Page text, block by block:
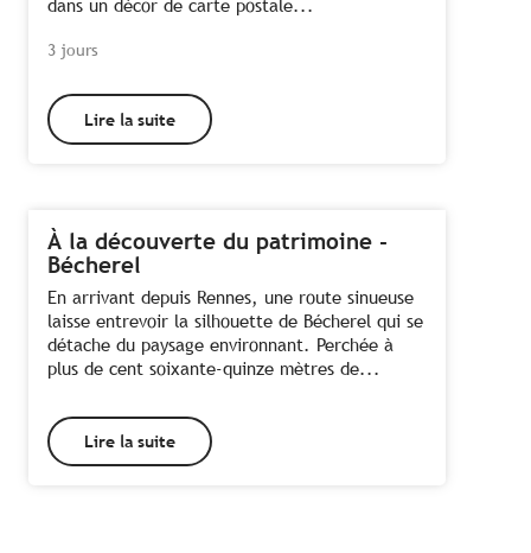
3 jours
dans un décor de carte postale...
Lire la suite
À la découverte du patrimoine -
Bécherel
En arrivant depuis Rennes, une route sinueuse
laisse entrevoir la silhouette de Bécherel qui se
détache du paysage environnant. Perchée à
plus de cent soixante-quinze mètres de...
Lire la suite
Tous les hébergements à Bécherel